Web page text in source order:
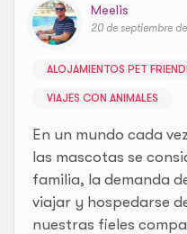
Meelis
20 de septiembre
ALOJAMIENTOS PET
VIAJES CON ANIMALES
En un mundo cada
las mascotas se
familia, la demanda
viajar y hospedarse
nuestras fieles